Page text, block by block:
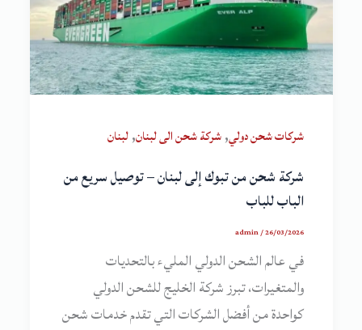
شركات شحن دولي,شركة شحن الى لبنان,لبنان
شركة شحن من تبوك إلى لبنان – توصيل سريع من
الباب للباب
admin/26/03/2026
في عالم الشحن الدولي المليء بالتحديات
والمتغيرات، تبرز شركة الخليج للشحن الدولي
كواحدة من أفضل الشركات التي تقدم خدمات شحن